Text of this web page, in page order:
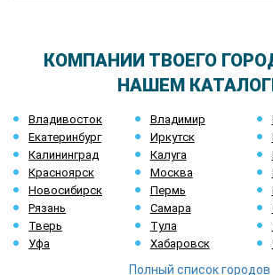
КОМПАНИИ ТВОЕГО
НАШЕМ
Владивосток Владимир
Екатеринбург
Иркутск
Калининград
Калуга
Красноярск
Москва
Новосибирск
Пермь
Рязань
Самара
Тверь
Тула
Уфа
Хабаровск
Полный список городов